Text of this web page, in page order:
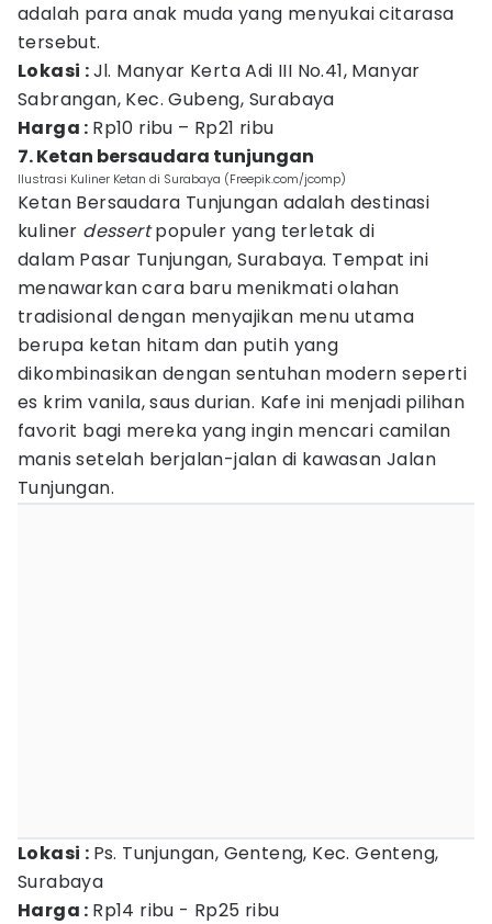
adalah para anak muda yang menyukai citarasa
tersebut.
Lokasi :Jl. Manyar Kerta Adi III No.41, Manyar
Sabrangan, Kec. Gubeng, Surabaya
Harga : Rp10 ribu – Rp21 ribu
7. Ketan bersaudara tunjungan
Ilustrasi Kuliner Ketan di Surabaya (Freepik.com/jcomp)
Ketan Bersaudara Tunjungan adalah destinasi
kuliner dessertpopuler yang terletak di
dalam Pasar Tunjungan, Surabaya. Tempat ini
menawarkan cara baru menikmati olahan
tradisional dengan menyajikan menu utama
berupa ketan hitam dan putih yang
dikombinasikan dengan sentuhan modern seperti
es krim vanila, saus durian. Kafe ini menjadi pilihan
favorit bagi mereka yang ingin mencari camilan
manis setelah berjalan-jalan di kawasan Jalan
Tunjungan.
Lokasi : Ps. Tunjungan, Genteng, Kec. Genteng,
Surabaya
Harga : Rp14 ribu - Rp25 ribu